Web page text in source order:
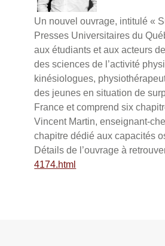
Un nouvel ouvrage, intitulé «
Presses Universitaires du
aux étudiants et aux acteurs
des sciences de l’activité
kinésiologues,
des jeunes en situation de
France et comprend six
Vincent Martin, enseignant-
chapitre dédié aux capacités
Détails de l’ouvrage à
4174.html